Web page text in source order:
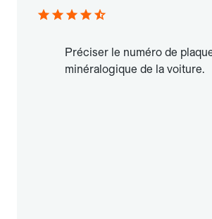
Préciser le numéro de
minéralogique de la voiture.